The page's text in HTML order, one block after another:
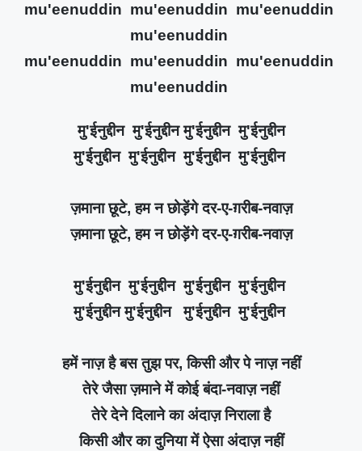
mu'eenuddin mu'eenuddin mu'eenuddin
mu'eenuddin
mu'eenuddin mu'eenuddin mu'eenuddin
mu'eenuddin
मु'ईनुद्दीन मु'ईनुद्दीन मु'ईनुद्दीन मु'ईनुद्दीन
मु'ईनुद्दीन मु'ईनुद्दीन मु'ईनुद्दीन मु'ईनुद्दीन
ज़माना छूटे, हम न छोड़ेंगे दर-ए-ग़रीब-नवाज़
ज़माना छूटे, हम न छोड़ेंगे दर-ए-ग़रीब-नवाज़
मु'ईनुद्दीन मु'ईनुद्दीन मु'ईनुद्दीन मु'ईनुद्दीन
मु'ईनुद्दीन मु'ईनुद्दीन मु'ईनुद्दीन मु'ईनुद्दीन
हमें नाज़ है बस तुझ पर, किसी और पे नाज़ नहीं
तेरे जैसा ज़माने में कोई बंदा-नवाज़ नहीं
तेरे देने दिलाने का अंदाज़ निराला है
किसी और का दुनिया में ऐसा अंदाज़ नहीं